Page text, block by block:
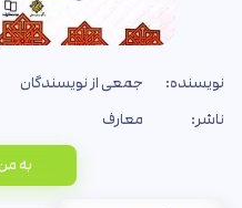
نویسنده:
جمعی از نویسندگان
ناشر:
معارف
به